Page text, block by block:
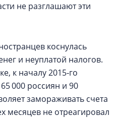
не разглашают эти
коснулась
и неуплатой налогов.
к началу 2015‑го
000 россиян и 90
замораживать счета
месяцев не отреагировал